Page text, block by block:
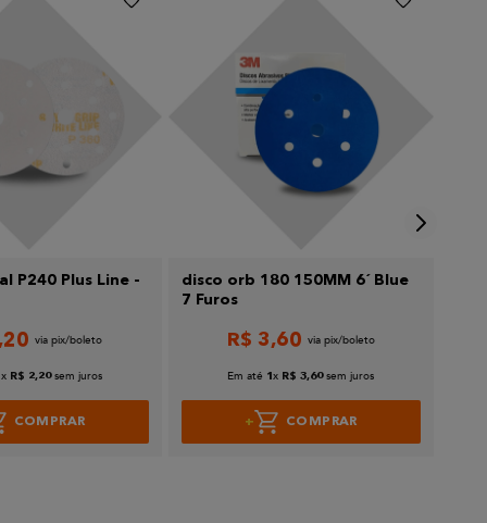
P240 Plus Line -
20
x R$ 2,20 sem juros
COMPRAR
disco orb 180 150MM 6´ Blue
7 Furos
R$ 3,60
Em até 1x R$ 3,60 sem juros
COMPRAR